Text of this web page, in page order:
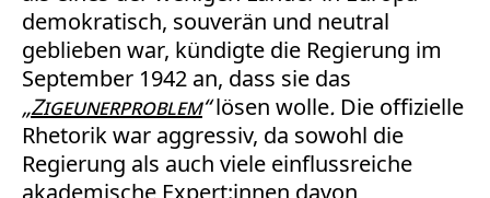
demokratisch, souverän und neutral
geblieben war, kündigte die Regierung im
September 1942 an, dass sie das
„Zigeunerproblem“lösen wolle. Die offizielle
Rhetorik war aggressiv, da sowohl die
Regierung als auch viele einflussreiche
akademische Expert:innen davon